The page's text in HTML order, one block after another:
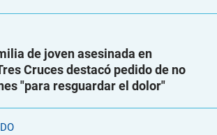
de joven asesinada en
Cruces destacó pedido de no
"para resguardar el dolor"